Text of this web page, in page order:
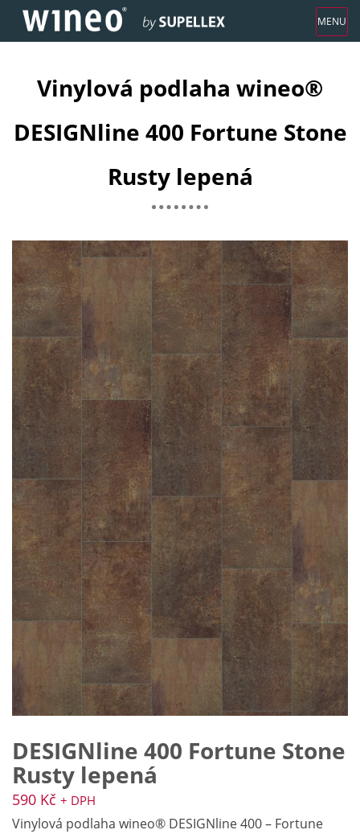
Vinylová podlaha wineo®
DESIGNline 400 Fortune Stone
Rusty lepená
DESIGNline 400 Fortune Stone
Rusty lepená
590 Kč + DPH
Vinylová podlaha wineo® DESIGNline 400 – Fortune